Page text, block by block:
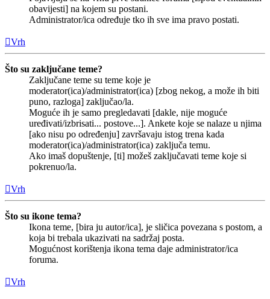
obavijesti] na kojem su postani.
Administrator/ica određuje tko ih sve ima pravo postati.
Vrh
Što su zaključane teme?
Zaključane teme su teme koje je
moderator(ica)/administrator(ica) [zbog nekog, a može ih biti
puno, razloga] zaključao/la.
Moguće ih je samo pregledavati [dakle, nije moguće
uređivati/izbrisati... postove...]. Ankete koje se nalaze u njima
[ako nisu po određenju] završavaju istog trena kada
moderator(ica)/administrator(ica) zaključa temu.
Ako imaš dopuštenje, [ti] možeš zaključavati teme koje si
pokrenuo/la.
Vrh
Što su ikone tema?
Ikona teme, [bira ju autor/ica], je sličica povezana s postom, a
koja bi trebala ukazivati na sadržaj posta.
Mogućnost korištenja ikona tema daje administrator/ica
foruma.
Vrh